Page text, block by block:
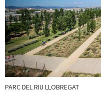
PARC DEL RIU LLOBREGAT